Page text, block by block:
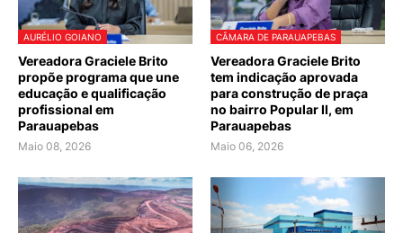
AURÉLIO GOIANO
Vereadora Graciele Brito
propõe programa que une
educação e qualificação
profissional em
Parauapebas
Maio 08, 2026
CÂMARA DE PARAUAPEBAS
Vereadora Graciele Brito
tem indicação aprovada
para construção de praça
no bairro Popular II, em
Parauapebas
Maio 06, 2026